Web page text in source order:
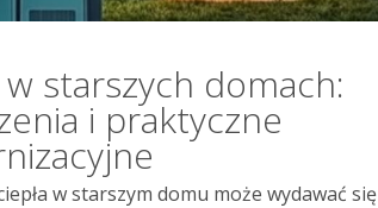
starszych domach:
i praktyczne
w starszym domu może wydawać się